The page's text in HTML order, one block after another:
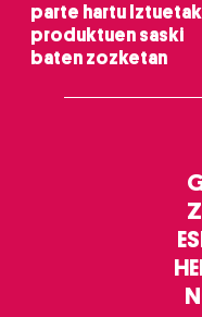
parte hartu
produktuen saski
baten zozketan